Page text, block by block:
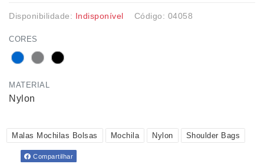
Disponibilidade: Indisponível Código: 04058
CORES
MATERIAL
Nylon
Malas Mochilas Bolsas Mochila Nylon Shoulder Bags
Compartilhar